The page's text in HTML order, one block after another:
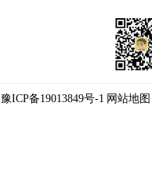
豫ICP备19013849号-1 网站地图